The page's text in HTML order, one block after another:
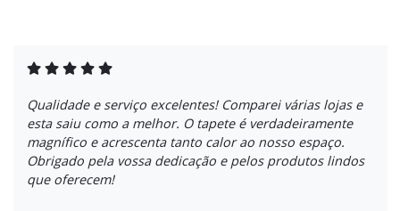
Qualidade e serviço excelentes! Comparei várias lojas e
esta saiu como a melhor. O tapete é verdadeiramente
magnífico e acrescenta tanto calor ao nosso espaço.
Obrigado pela vossa dedicação e pelos produtos lindos
que oferecem!